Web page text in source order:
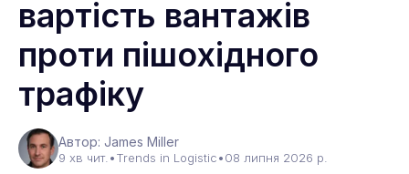
вартість вантажів
проти пішохідного
трафіку
Автор: James Miller
9 хв чит. •Trends in Logistic•08 липня 2026 р.